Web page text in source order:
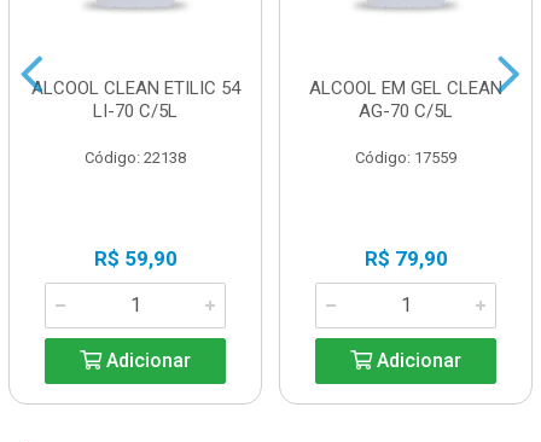
ALCOOL CLEAN ETILIC 54
LI-70 C/5L
Código: 22138
R$ 59,90
Adicionar
ALCOOL EM GEL CLEAN
AG-70 C/5L
Código: 17559
R$ 79,90
Adicionar